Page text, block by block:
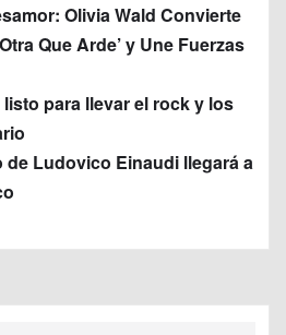
Olivia Wald Convierte
Que Arde’ y Une Fuerzas
para llevar el rock y los
de Ludovico Einaudi llegará a